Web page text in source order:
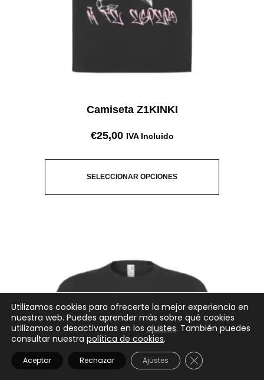
Camiseta Z1KINKI
€25,00 IVA Incluido
SELECCIONAR OPCIONES
Utilizamos cookies para ofrecerte la mejor experiencia en
nuestra web. Puedes aprender más sobre qué cookies
utilizamos o desactivarlas en los ajustes. También puedes
consultar nuestra política de cookies.
Aceptar Rechazar Ajustes CERRAR EL